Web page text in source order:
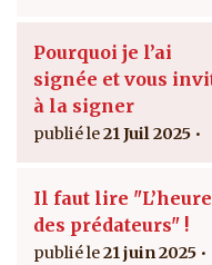
Pourquoi je l’ai
signée et vous
à la signer
21 Juil 2025
Il faut lire "L’heure
des prédateurs" !
21 juin 2025